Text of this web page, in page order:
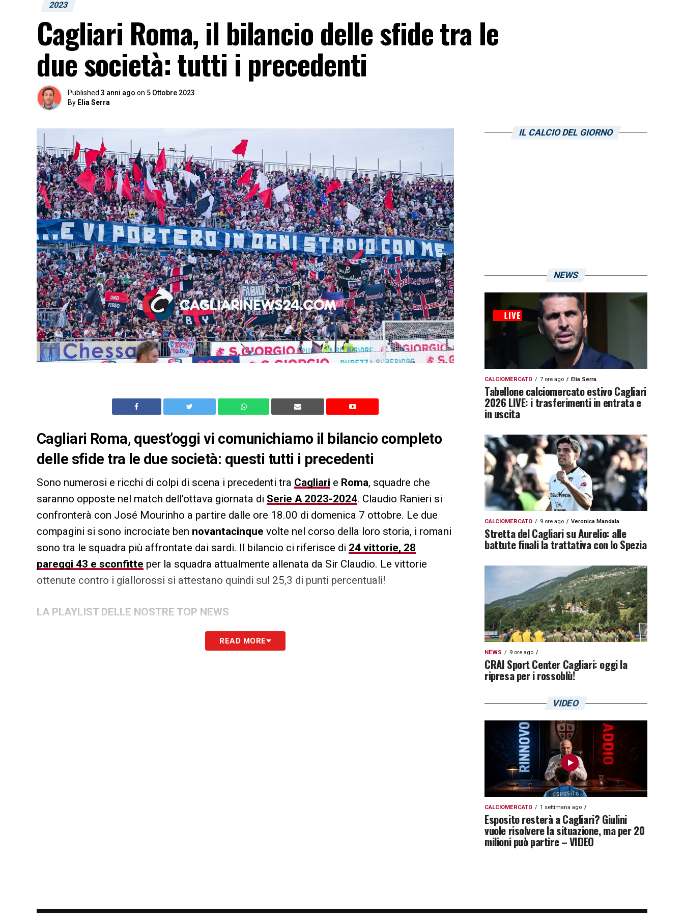
2023
Cagliari Roma, il bilancio delle sfide tra le
due società: tutti i precedenti
Published 3 anni ago on 5 Ottobre 2023
By Elia Serra
Cagliari Roma, quest’oggi vi comunichiamo il bilancio completo
delle sfide tra le due società: questi tutti i precedenti
Sono numerosi e ricchi di colpi di scena i precedenti tra Cagliari e Roma, squadre che
saranno opposte nel match dell’ottava giornata di Serie A 2023-2024. Claudio Ranieri si
confronterà con José Mourinho a partire dalle ore 18.00 di domenica 7 ottobre. Le due
compagini si sono incrociate ben novantacinque volte nel corso della loro storia, i romani
sono tra le squadra più affrontate dai sardi. Il bilancio ci riferisce di 24 vittorie, 28
pareggi 43 e sconfitte per la squadra attualmente allenata da Sir Claudio. Le vittorie
ottenute contro i giallorossi si attestano quindi sul 25,3 di punti percentuali!
LA PLAYLIST DELLE NOSTRE TOP NEWS
READ MORE
IL CALCIO DEL GIORNO
NEWS
CALCIOMERCATO 7 ore ago Elia Serra
Tabellone calciomercato estivo Cagliari
2026 LIVE: i trasferimenti in entrata e
in uscita
CALCIOMERCATO 9 ore ago Veronica Mandala
Stretta del Cagliari su Aurelio: alle
battute finali la trattativa con lo Spezia
NEWS 9 ore ago
CRAI Sport Center Cagliari: oggi la
ripresa per i rossoblù!
VIDEO
CALCIOMERCATO 1 settimana ago
Esposito resterà a Cagliari? Giulini
vuole risolvere la situazione, ma per 20
milioni può partire – VIDEO